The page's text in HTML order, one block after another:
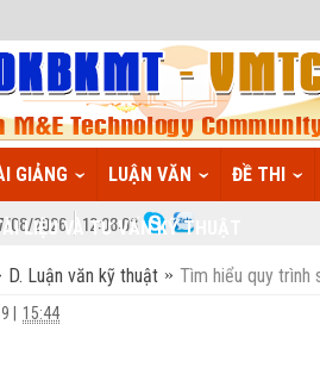
GIẢNG LUẬN VĂN ĐỀ THI
LIỆU VÀ TƯ VẤN KỸ THUẬT
/08/2026 12:08:04
D. Luận văn kỹ thuật Tìm hiểu quy trình
15:44